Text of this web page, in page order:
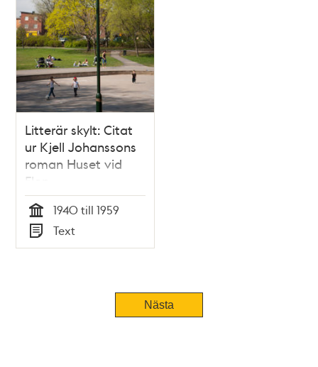
Litterär skylt: Citat
ur Kjell Johanssons
roman Huset vid
Flon
Tid
1940 till 1959
Typ
Text
Nästa